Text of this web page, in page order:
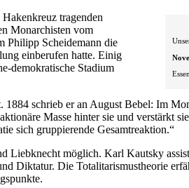
tragenden
Monarchisten vom
Philipp Scheidemann die
einberufen hatte. Einig
demokratische Stadium
schrieb er an August Bebel: Im
Masse hinter sie und verstärkt
sich gruppierende Gesamtreaktion.“
Liebknecht möglich. Karl Kautsky
Die Totalitarismustheorie